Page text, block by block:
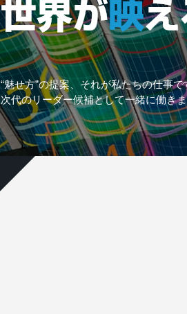
“魅せ方”の提案、それが私たちの仕事で
次代のリーダー候補として一緒に働き